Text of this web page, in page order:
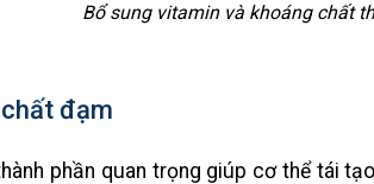
Bổ sung vitamin và khoáng chất
đạm
phần quan trọng giúp cơ thể tái